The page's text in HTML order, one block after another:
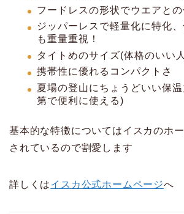
フードレスの形状でウエアと
ジッパーレスで軽量化に特化
も重量重視！
タイトめのサイズ(体格のいい
携帯性に優れるコンパクトさ
夏場の登山にちょうどいい保
第で便利に使える)
基本的な特徴についてはイスカのホ
されているので割愛します
詳しくはイスカ公式ホームページへ